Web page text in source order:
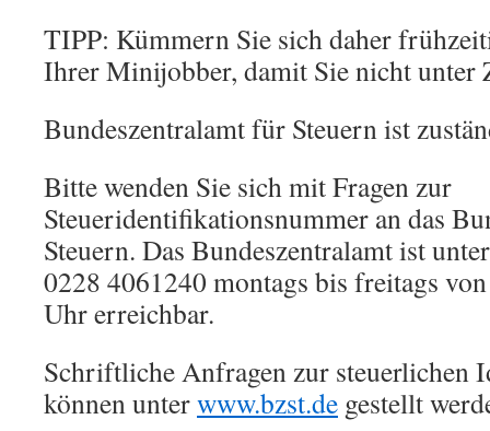
TIPP: Kümmern Sie sich daher
Ihrer Minijobber, damit Sie nicht unter
Bundeszentralamt für Steuern ist
Bitte wenden Sie sich mit Fragen zur
Steueridentifikationsnummer an das
Steuern. Das Bundeszentralamt ist
0228 4061240 montags bis freitags
Uhr erreichbar.
Schriftliche Anfragen zur steuerlichen
können unterwww.bzst.de gestellt